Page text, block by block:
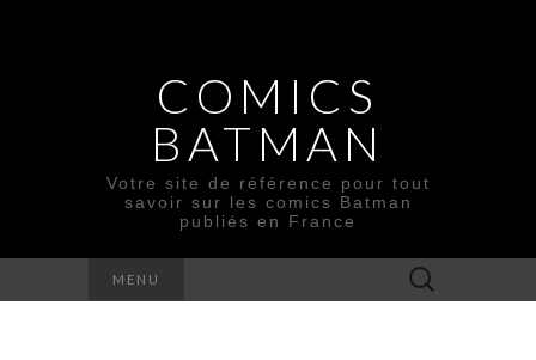
COMICS
BATMAN
Votre site de référence pour tout
savoir sur les comics Batman
publiés en France
MENU Rechercher :